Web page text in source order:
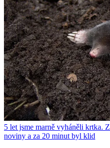
5 let jsme marně vyháněli krtka.
noviny a za 20 minut byl klid